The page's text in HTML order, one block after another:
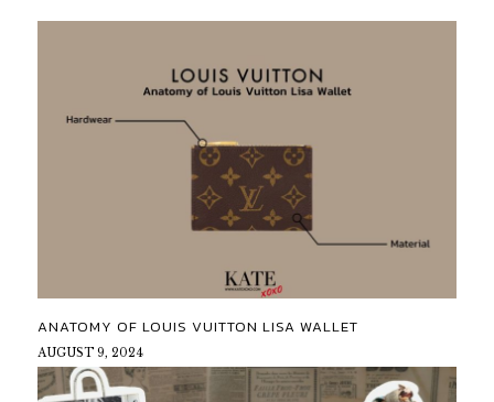
ANATOMY OF LOUIS VUITTON LISA WALLET
AUGUST 9, 2024